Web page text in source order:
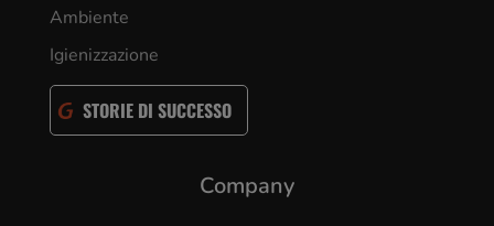
Ambiente
Igienizzazione
STORIE DI SUCCESSO
Company